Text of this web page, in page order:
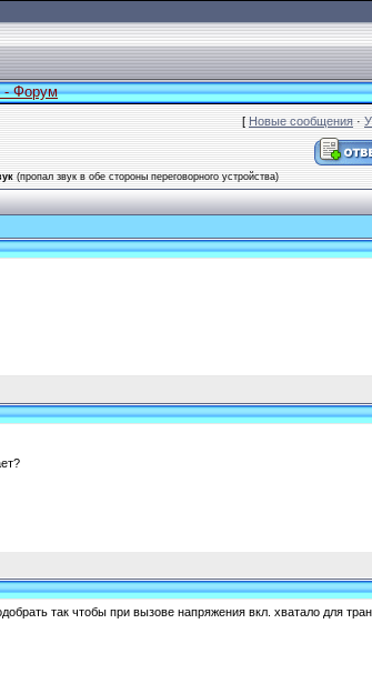
- Форум
[Новые сообщения·
(пропал звук в обе стороны переговорного устройства)
так чтобы при вызове напряжения вкл. хватало для